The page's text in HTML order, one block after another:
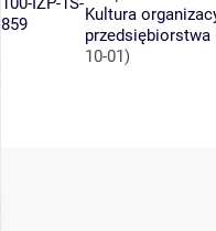
859
Kultura
przedsiębiorstwa
10-01)